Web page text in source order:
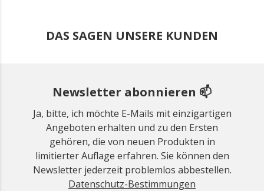
DAS SAGEN UNSERE KUNDEN
Newsletter abonnieren 📫
Ja, bitte, ich möchte E-Mails mit einzigartigen
Angeboten erhalten und zu den Ersten
gehören, die von neuen Produkten in
limitierter Auflage erfahren. Sie können den
Newsletter jederzeit problemlos abbestellen.
Datenschutz-Bestimmungen